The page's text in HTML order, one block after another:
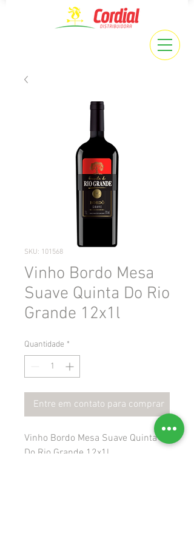
SKU: 101568
Vinho Bordo Mesa
Suave Quinta Do Rio
Grande 12x1l
Quantidade *
Entre em contato para comprar
Vinho Bordo Mesa Suave Quinta
Do Rio Grande 12x1l